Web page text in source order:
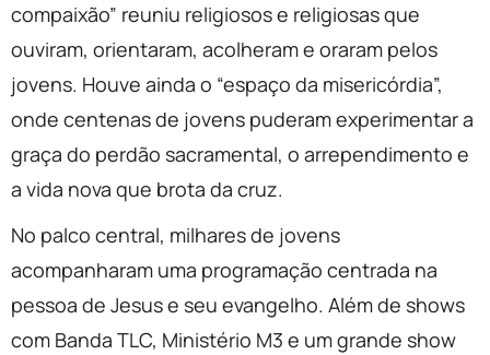
compaixão” reuniu religiosos e religiosas que
ouviram, orientaram, acolheram e oraram pelos
jovens. Houve ainda o “espaço da misericórdia”,
onde centenas de jovens puderam experimentar a
graça do perdão sacramental, o arrependimento e
a vida nova que brota da cruz.
No palco central, milhares de jovens
acompanharam uma programação centrada na
pessoa de Jesus e seu evangelho. Além de shows
com Banda TLC, Ministério M3 e um grande show